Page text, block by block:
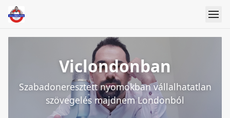
Viclondonban
Szabadoneresztett nyomokban vállalhatatlan
szövegelés majdnem Londonból